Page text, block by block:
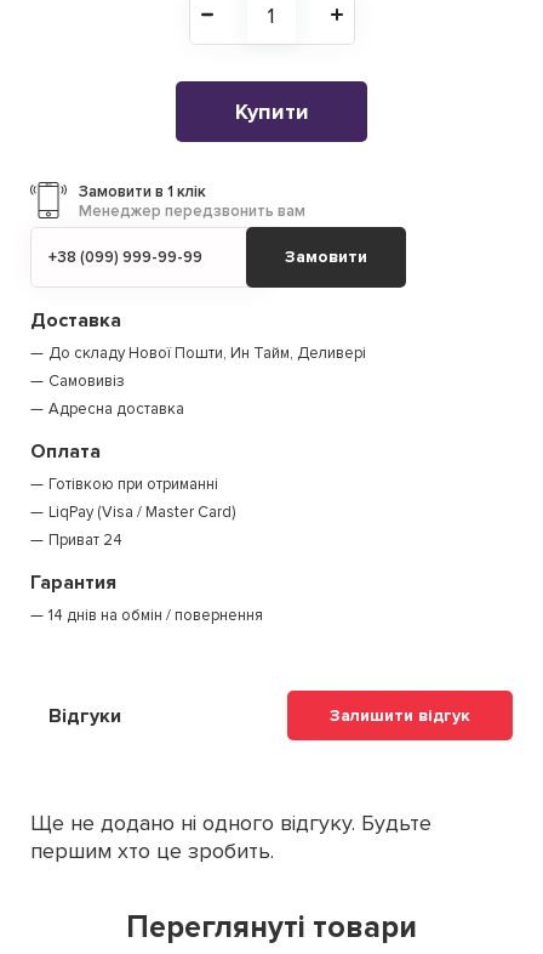
Купити
Замовити в 1 клік
Менеджер передзвонить вам
Замовити
Доставка
До складу Нової Пошти, Ин Тайм, Деливері
Самовивіз
Адресна доставка
Оплата
Готівкою при отриманні
LiqPay (Visa / Master Card)
Приват 24
Гарантия
14 днів на обмін / повернення
Відгуки Залишити відгук
Ще не додано ні одного відгуку. Будьте
першим хто це зробить.
Переглянуті товари